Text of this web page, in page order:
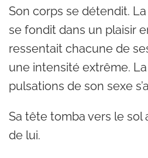
Son corps se détendit.
se fondit dans un plaisir
ressentait chacune de
une intensité extrême.
pulsations de son sexe
Sa tête tomba vers le sol
de lui.